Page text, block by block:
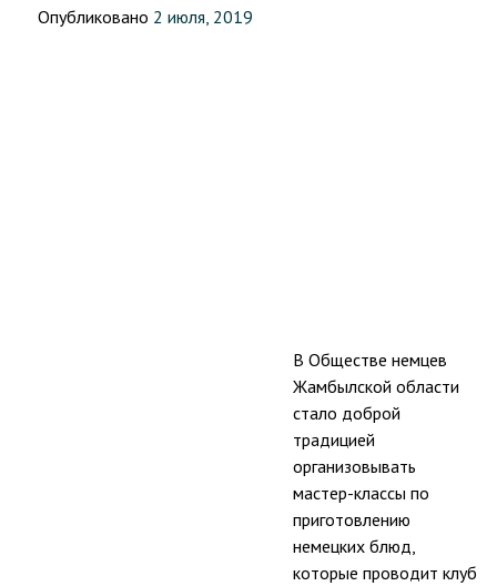
Опубликовано 2 июля, 2019
В Обществе немцев
Жамбылской области
стало доброй
традицией
организовывать
мастер-классы по
приготовлению
немецких блюд,
которые проводит клуб